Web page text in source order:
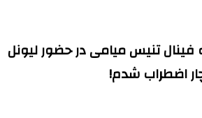
تنیس میامی در حضور لیونل
اضطراب شدم!